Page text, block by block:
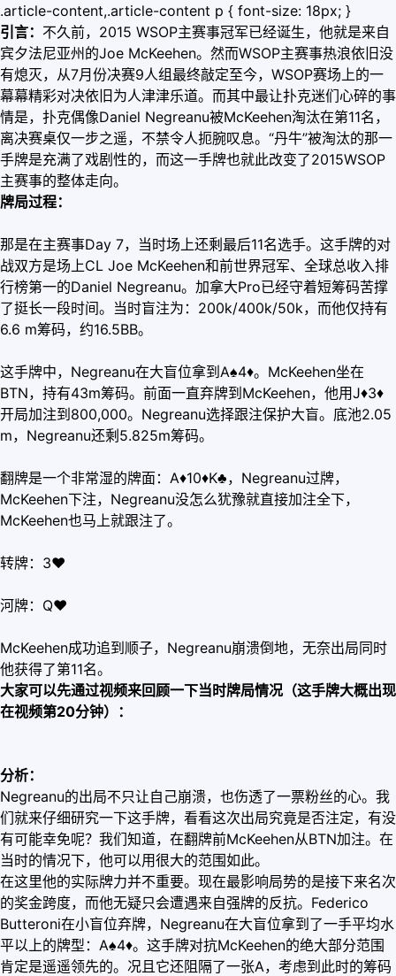
.article-content,.article-content p { font-size: 18px; }
引言： 不久前，2015 WSOP主赛事冠军已经诞生，他就是来自
宾夕法尼亚州的Joe McKeehen。然而WSOP主赛事热浪依旧没
有熄灭，从7月份决赛9人组最终敲定至今，WSOP赛场上的一
幕幕精彩对决依旧为人津津乐道。而其中最让扑克迷们心碎的事
情是，扑克偶像Daniel Negreanu被McKeehen淘汰在第11名，
离决赛桌仅一步之遥，不禁令人扼腕叹息。“丹牛”被淘汰的那一
手牌是充满了戏剧性的，而这一手牌也就此改变了2015WSOP
主赛事的整体走向。
牌局过程：
那是在主赛事Day 7，当时场上还剩最后11名选手。这手牌的对
战双方是场上CL Joe McKeehen和前世界冠军、全球总收入排
行榜第一的Daniel Negreanu。加拿大Pro已经守着短筹码苦撑
了挺长一段时间。当时盲注为：200k/400k/50k，而他仅持有
6.6 m筹码，约16.5BB。
这手牌中，Negreanu在大盲位拿到A♠4♦。McKeehen坐在
BTN，持有43m筹码。前面一直弃牌到McKeehen，他用J♦3♦
开局加注到800,000。Negreanu选择跟注保护大盲。底池2.05
m，Negreanu还剩5.825m筹码。
翻牌是一个非常湿的牌面：A♦10♦K♣，Negreanu过牌，
McKeehen下注，Negreanu没怎么犹豫就直接加注全下，
McKeehen也马上就跟注了。
转牌：3♥
河牌：Q♥
McKeehen成功追到顺子，Negreanu崩溃倒地，无奈出局同时
他获得了第11名。
大家可以先通过视频来回顾一下当时牌局情况（这手牌大概出现
在视频第20分钟）：
分析：
Negreanu的出局不只让自己崩溃，也伤透了一票粉丝的心。我
们就来仔细研究一下这手牌，看看这次出局究竟是否注定，有没
有可能幸免呢？我们知道，在翻牌前McKeehen从BTN加注。在
当时的情况下，他可以用很大的范围如此。
在这里他的实际牌力并不重要。现在最影响局势的是接下来名次
的奖金跨度，而他无疑只会遭遇来自强牌的反抗。Federico
Butteroni在小盲位弃牌，Negreanu在大盲位拿到了一手平均水
平以上的牌型：A♠4♦。这手牌对抗McKeehen的绝大部分范围
肯定是遥遥领先的。况且它还阻隔了一张A，考虑到此时的筹码